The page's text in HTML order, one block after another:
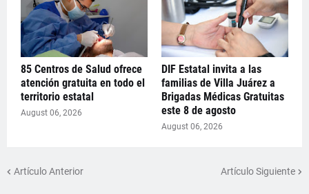
85 Centros de Salud ofrece
atención gratuita en todo el
territorio estatal
August 06, 2026
DIF Estatal invita a las
familias de Villa Juárez a
Brigadas Médicas Gratuitas
este 8 de agosto
August 06, 2026
Artículo Anterior Artículo Siguiente